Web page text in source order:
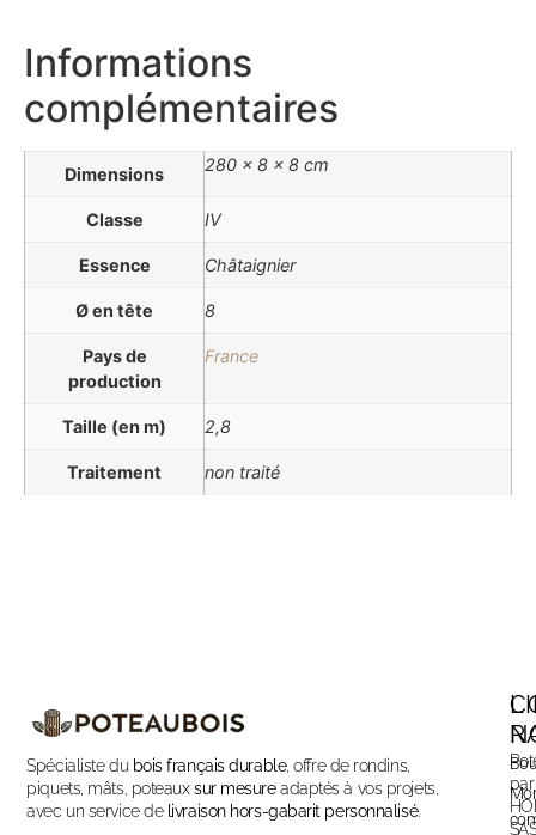
Informations
complémentaires
Dimensions 280 × 8 × 8 cm
Classe IV
Essence Châtaignier
Ø en tête 8
Pays de
production
France
Taille (en m) 2,8
Traitement non traité
Spécialiste du bois français durable, offre de rondins,
piquets, mâts, poteauxsur mesureadaptés à vos projets,
avec un service de livraison hors-gabarit personnalisé.
par